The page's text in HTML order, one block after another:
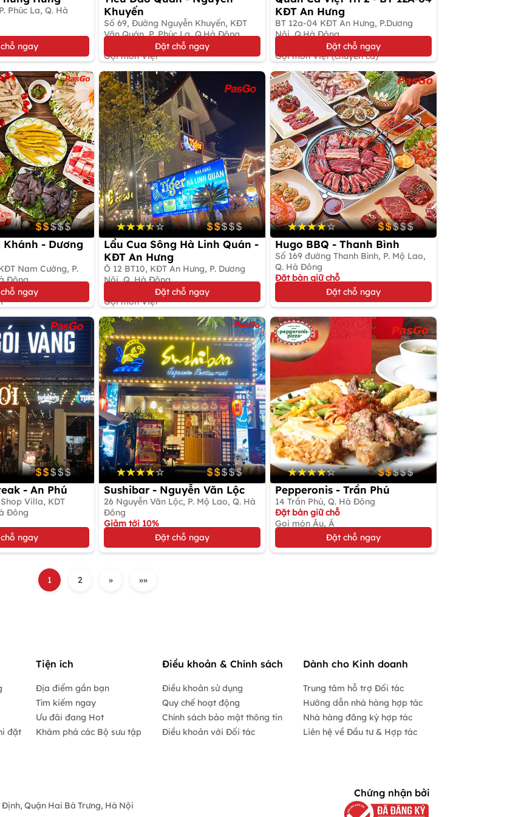
Phúc La, Q. Hà
ngay
Khuyến
Số 69, Đường Nguyễn Khuyến, KĐT
Văn Quán, P. Phúc La, Q.Hà Đông
Đặt bàn giữ chỗ
Gọi món Việt
Đặt chỗ ngay
KĐT An Hưng
BT 12a-04 KĐT An Hưng, P.Dương
Nội, Q.Hà Đông
Đặt bàn giữ chỗ
Gọi món Việt (chuyên cá)
Đặt chỗ ngay
Khánh - Dương
Nam Cường, P.
Q. Hà Đông
ngay
Lẩu Cua Sông Hà Linh Quán -
KĐT An Hưng
Ô 12 BT10, KĐT An Hưng, P. Dương
Nội, Q. Hà Đông
Đặt bàn giữ chỗ
Gọi món Việt
Đặt chỗ ngay
Hugo BBQ - Thanh Bình
Số 169 đường Thanh Bình, P. Mộ Lao,
Q. Hà Đông
Đặt bàn giữ chỗ
Gọi Món Nướng Hàn Quốc
Đặt chỗ ngay
- An Phú
Villa, KDT
Đông
ngay
Sushibar - Nguyễn Văn Lộc
26 Nguyễn Văn Lộc, P. Mộ Lao, Q. Hà
Đông
Giảm tới 10%
Gọi món NhậtĐặt chỗ ngay
Pepperonis - Trần Phú
14 Trần Phú, Q. Hà Đông
Đặt bàn giữ chỗ
Gọi món Âu, Á
Đặt chỗ ngay
1 2 » »»
đặt
Tiện ích
Địa điểm gần bạn
Tìm kiếm ngay
Ưu đãi đang Hot
Khám phá các Bộ sưu tập
Điều khoản & Chính sách
Điều khoản sử dụng
Quy chế hoạt động
Chính sách bảo mật thông tin
Điều khoản với Đối tác
Dành cho Kinh doanh
Trung tâm hỗ trợ Đối tác
Hướng dẫn nhà hàng hợp tác
Nhà hàng đăng ký hợp tác
Liên hệ về Đầu tư & Hợp tác
Quận Hai Bà Trưng, Hà Nội
Chứng nhận bởi